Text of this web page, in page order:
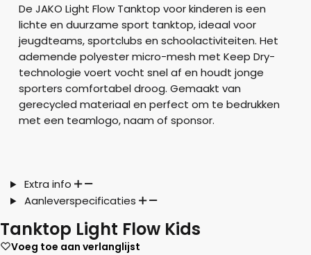
De JAKO Light Flow Tanktop voor kinderen is een
lichte en duurzame sport tanktop, ideaal voor
jeugdteams, sportclubs en schoolactiviteiten. Het
ademende polyester micro-mesh met Keep Dry-
technologie voert vocht snel af en houdt jonge
sporters comfortabel droog. Gemaakt van
gerecycled materiaal en perfect om te bedrukken
met een teamlogo, naam of sponsor.
Extra info
Aanleverspecificaties
Tanktop Light Flow Kids
Voeg toe aan verlanglijst